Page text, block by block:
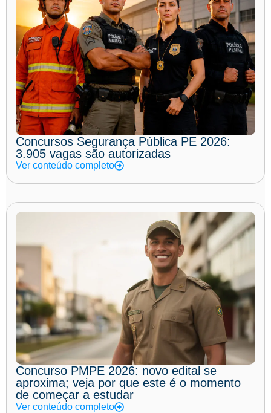
Concursos Segurança Pública PE 2026:
3.905 vagas são autorizadas
Ver conteúdo completo
Concurso PMPE 2026: novo edital se
aproxima; veja por que este é o momento
de começar a estudar
Ver conteúdo completo